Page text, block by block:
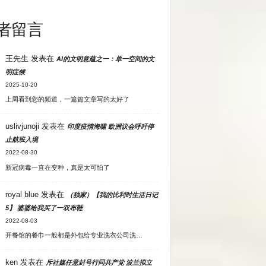
留言
王先生 发表在 AI的文明意蕴之一：单一空间的文
明症候
2025-10-20
上周看到您的频道，一篇篇文章写的太好了
uslivjunoji 发表在 印度疫情海啸 欧洲议会呼吁停
止航班入境
2022-08-30
新冠病毒一直在变种，真是太可怕了
royal blue发表在
（独家）【我的比利时生活日记
5】 婆婆给我买了一双布鞋
2022-08-03
开餐馆的餐巾一般都是外包给专业洗衣公司洗…
ken发表在 斥社媒任意封号行同共产党 波兰拟立